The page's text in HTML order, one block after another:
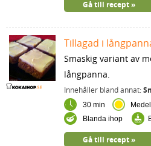
Gå till recept
Tillagad i
Smaskig variant av
långpanna.
Innehåller bland annat:
30 min
Blanda ihop
Gå till recept